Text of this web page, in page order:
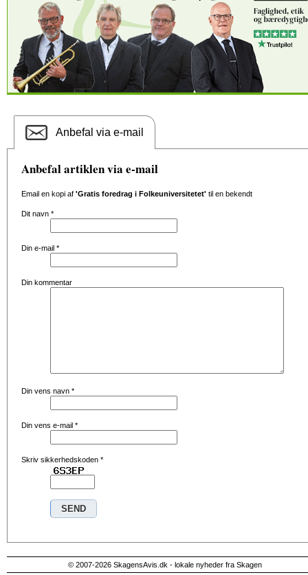
Anbefal via e-mail
Anbefal artiklen via e-mail
Email en kopi af 'Gratis foredrag i Folkeuniversitetet' til en bekendt
Dit navn *
Din e-mail *
Din kommentar
Din vens navn *
Din vens e-mail *
Skriv sikkerhedskoden *
© 2007-2026 SkagensAvis.dk - lokale nyheder fra Skagen